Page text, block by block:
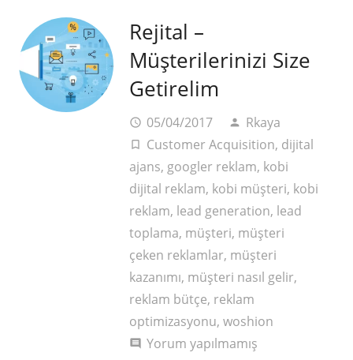
Rejital –
Müşterilerinizi Size
Getirelim
access_time 05/04/2017 person Rkaya
turned_in_not Customer Acquisition, dijital
ajans, googler reklam, kobi
dijital reklam, kobi müşteri, kobi
reklam, lead generation, lead
toplama, müşteri, müşteri
çeken reklamlar, müşteri
kazanımı, müşteri nasıl gelir,
reklam bütçe, reklam
optimizasyonu, woshion
comment
Yorum yapılmamış